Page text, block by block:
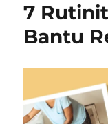
7
Bantu